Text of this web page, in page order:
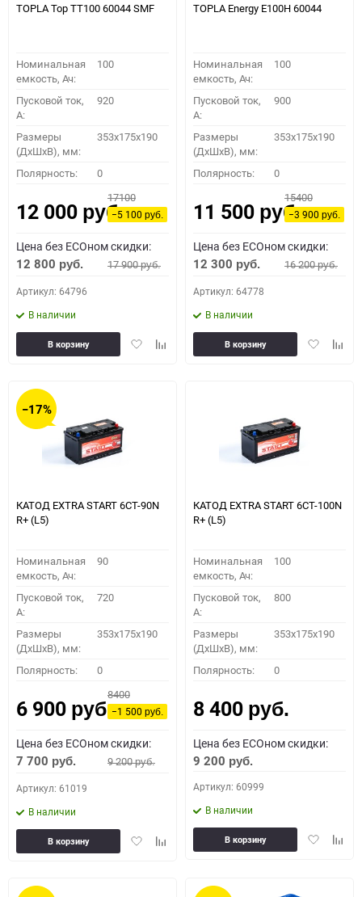
TOPLA Top TT100 60044 SMF
Номинальная
емкость, Ач:
100
Пусковой ток,
A:
920
Размеры
(ДхШхВ), мм:
353x175x190
Полярность: 0
12 000 руб.
17100
−5 100руб.
Цена без ECOном скидки:
12 800 руб. 17 900руб.
Артикул: 64796
В наличии
ДобавитьДобавить
В корзину
TOPLA Energy E100H 60044
Номинальная
емкость, Ач:
100
Пусковой ток,
A:
900
Размеры
(ДхШхВ), мм:
353x175x190
Полярность: 0
11 500 руб.
15400
−3 900руб.
Цена без ECOном скидки:
12 300 руб. 16 200руб.
Артикул: 64778
В наличии
Добавить
В корзину
−17%
КАТОД EXTRA START 6СТ-90N
R+ (L5)
Номинальная
емкость, Ач:
90
Пусковой ток,
A:
720
Размеры
(ДхШхВ), мм:
353x175x190
Полярность: 0
6 900 руб.
8400
−1 500руб.
Цена без ECOном скидки:
7 700 руб. 9 200руб.
Артикул: 61019
В наличии
ДобавитьДобавить
В корзину
КАТОД EXTRA START 6СТ-100N
R+ (L5)
Номинальная
емкость, Ач:
100
Пусковой ток,
A:
800
Размеры
(ДхШхВ), мм:
353x175x190
Полярность: 0
8 400 руб.
Цена без ECOном скидки:
9 200 руб.
Артикул: 60999
В наличии
Добавить
В корзину